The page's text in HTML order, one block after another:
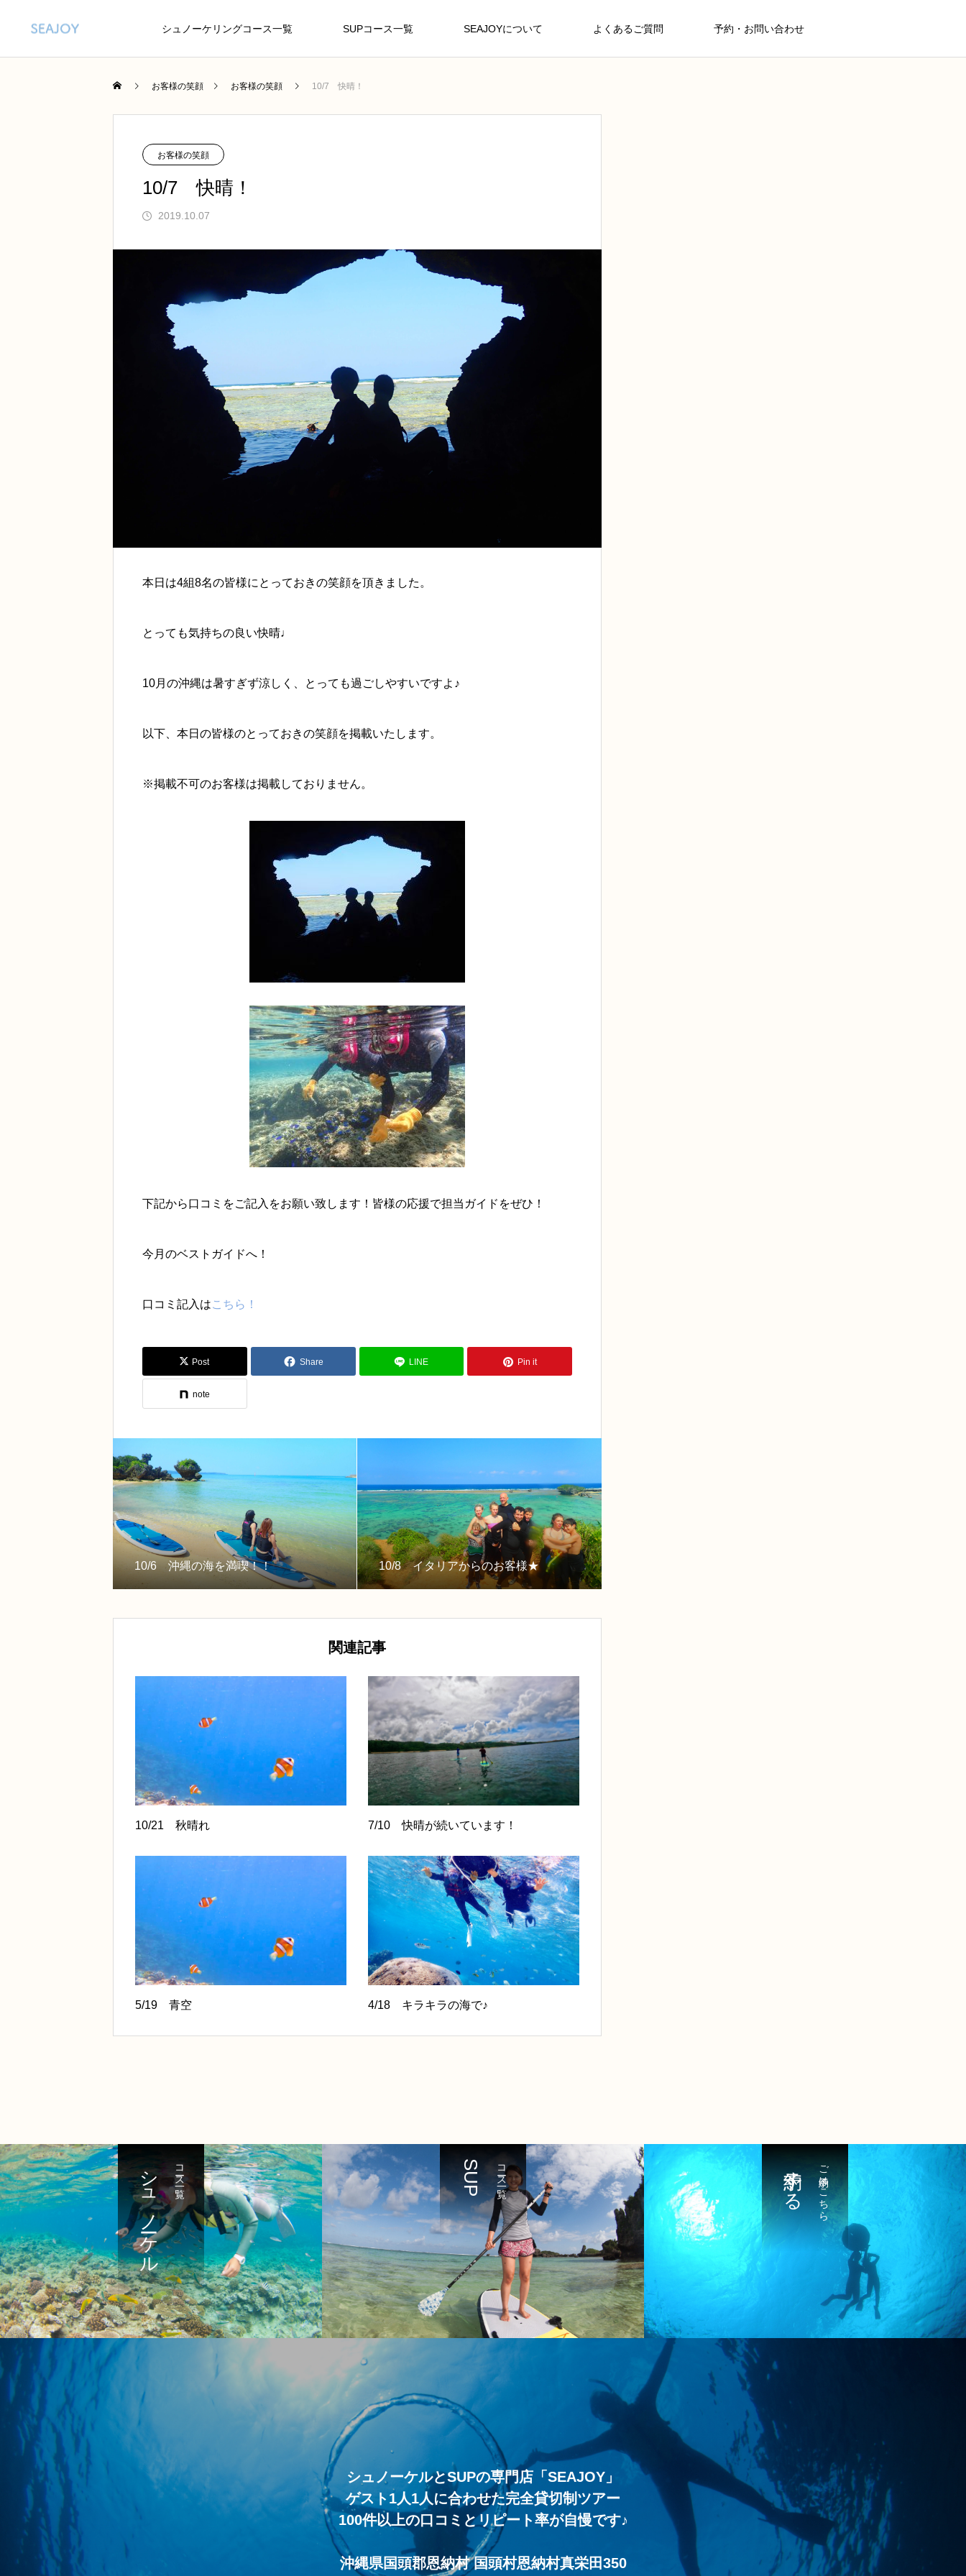
シュノーケリングコース一覧 SUPコース一覧 SEAJOYについて よくあるご質問 予約・お問い合わせ
お客様の笑顔 お客様の笑顔 10/7 快晴！
お客様の笑顔
10/7 快晴！
2019.10.07
本日は4組8名の皆様にとっておきの笑顔を頂きました。
とっても気持ちの良い快晴♩
10月の沖縄は暑すぎず涼しく、とっても過ごしやすいですよ♪
以下、本日の皆様のとっておきの笑顔を掲載いたします。
※掲載不可のお客様は掲載しておりません。
下記から口コミをご記入をお願い致します！皆様の応援で担当ガイドをぜひ！
今月のベストガイドへ！
口コミ記入はこちら！
Post Share LINE Pin it
note
10/6 沖縄の海を満喫！！ 10/8 イタリアからのお客様★
関連記事
10/21 秋晴れ 7/10 快晴が続いています！
5/19 青空 4/18 キラキラの海で♪
コース一覧
シュノーケル コース一覧
SUP ご予約はこちら
予約する
シュノーケルとSUPの専門店「SEAJOY」
ゲスト1人1人に合わせた完全貸切制ツアー
100件以上の口コミとリピート率が自慢です♪
沖縄県国頭郡恩納村 国頭村恩納村真栄田350